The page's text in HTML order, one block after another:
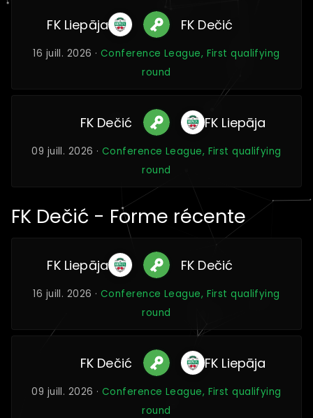
FK Liepāja FK Dečić
16 juill. 2026 · Conference League, First qualifying
round
FK Dečić FK Liepāja
09 juill. 2026 · Conference League, First qualifying
round
FK Dečić - Forme récente
FK Liepāja FK Dečić
16 juill. 2026 · Conference League, First qualifying
round
FK Dečić FK Liepāja
09 juill. 2026 · Conference League, First qualifying
round